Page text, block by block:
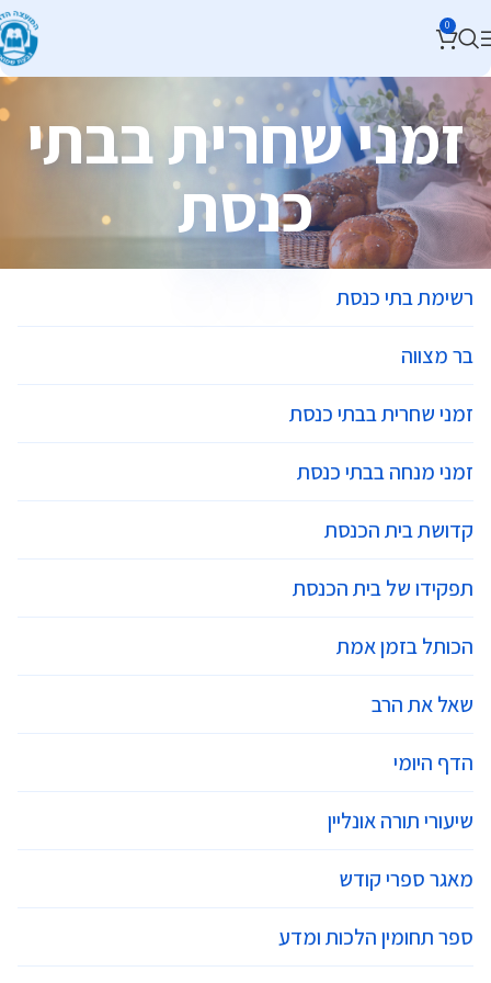
0
זמני שחרית בבתי
כנסת
רשימת בתי כנסת
בר מצווה
זמני שחרית בבתי כנסת
זמני מנחה בבתי כנסת
קדושת בית הכנסת
תפקידו של בית הכנסת
הכותל בזמן אמת
שאל את הרב
הדף היומי
שיעורי תורה אונליין
מאגר ספרי קודש
ספר תחומין הלכות ומדע